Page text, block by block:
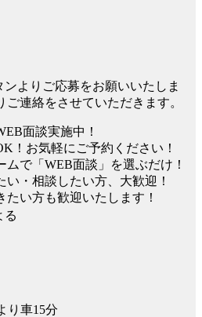
ンよりご応募をお願いいたしま
連絡をさせていただきます。
面談実施中！
！お気軽にご予約ください！
ムで「WEB面談」を選ぶだけ！
い・相談したい方、大歓迎！
たい方も歓迎いたします！
る
り車15分